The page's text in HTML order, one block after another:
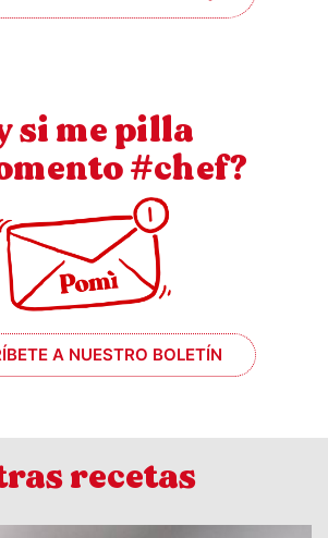
si me pilla
#chef?
A NUESTRO BOLETÍN
recetas